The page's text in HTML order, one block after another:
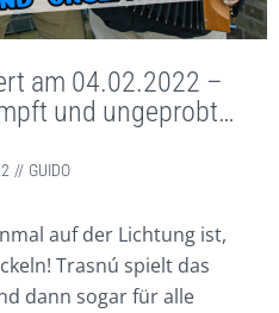
am 04.02.2022 –
und ungeprobt…
GUIDO
auf der Lichtung ist,
Trasnú spielt das
dann sogar für alle